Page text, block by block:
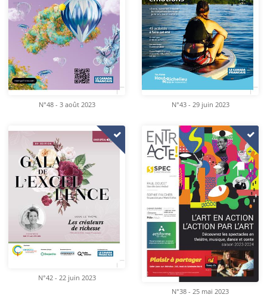
N°48 - 3 août 2023 N°43 - 29 juin 2023
N°42 - 22 juin 2023
N°38 - 25 mai 2023